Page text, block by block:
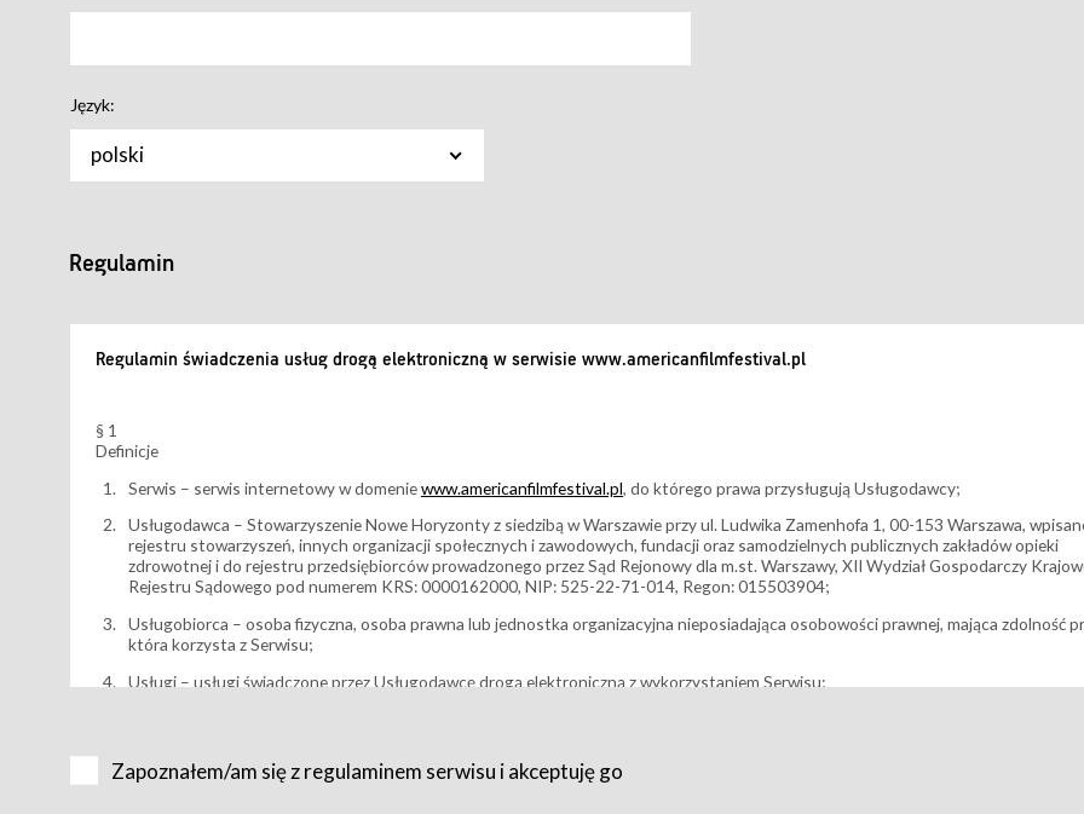
Język:
polski
Regulamin
Regulamin świadczenia usług drogą elektroniczną w serwisie www.americanfilmfestival.pl
§ 1
Definicje
Serwis – serwis internetowy w domeniewww.americanfilmfestival.pl, do którego prawa przysługują Usługodawcy;
Usługodawca – Stowarzyszenie Nowe Horyzonty z siedzibą w Warszawie przy ul. Ludwika Zamenhofa 1, 00-153 Warszawa,
rejestru stowarzyszeń, innych organizacji społecznych i zawodowych, fundacji oraz samodzielnych publicznych zakładów opieki
zdrowotnej i do rejestru przedsiębiorców prowadzonego przez Sąd Rejonowy dla m.st. Warszawy, XII Wydział Gospodarczy
Rejestru Sądowego pod numerem KRS: 0000162000, NIP: 525-22-71-014, Regon: 015503904;
Usługobiorca – osoba fizyczna, osoba prawna lub jednostka organizacyjna nieposiadająca osobowości prawnej, mająca zdolność
która korzysta z Serwisu;
Usługi – usługi świadczone przez Usługodawcę drogą elektroniczną z wykorzystaniem Serwisu;
Karnety – wybrane dokumenty potwierdzające zawarcie umowy z Usługodawcą i uprawniające do wzięcia udziału w Wydarzeniu,
Zapoznałem/am się z regulaminem serwisu i akceptuję go